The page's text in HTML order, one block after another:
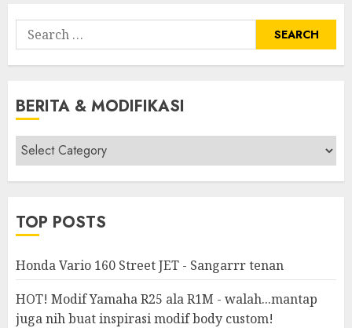
Search
for:
BERITA & MODIFIKASI
Berita
&
Modifikasi
TOP POSTS
Honda Vario 160 Street JET - Sangarrr tenan
HOT! Modif Yamaha R25 ala R1M - walah...mantap
juga nih buat inspirasi modif body custom!